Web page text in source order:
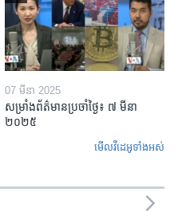
07 មីនា 2025
សម្រាំងព័ត៌មានប្រចាំថ្ងៃ៖ ៧ មីនា
២០២៥
មើល​វីដេអូ​ទាំង​អស់